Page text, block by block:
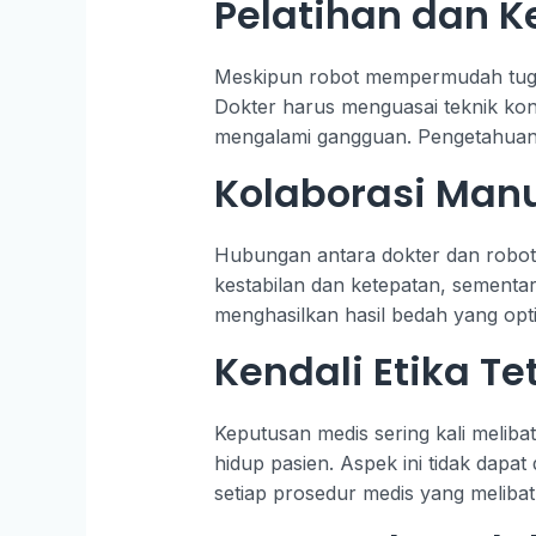
Pelatihan dan
Meskipun robot mempermudah
Dokter harus menguasai teknik
mengalami gangguan.
Kolaborasi
Hubungan antara dokter dan
kestabilan dan ketepatan,
menghasilkan hasil bedah yang
Kendali Etika
Keputusan medis sering kali
hidup pasien. Aspek ini tidak
setiap prosedur medis yang